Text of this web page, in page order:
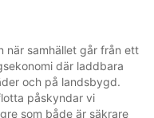
när samhället går från ett
där laddbara
och på landsbygd.
påskyndar vi
som både är säkrare